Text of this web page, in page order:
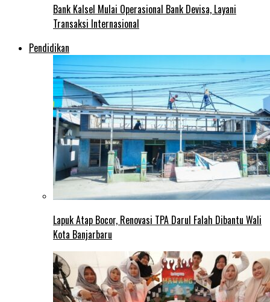
Bank Kalsel Mulai Operasional Bank Devisa, Layani
Transaksi Internasional
Pendidikan
Lapuk Atap Bocor, Renovasi TPA Darul Falah Dibantu Wali
Kota Banjarbaru